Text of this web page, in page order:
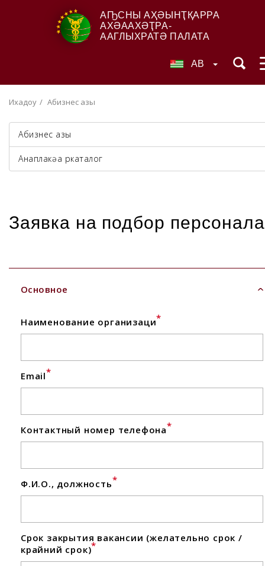
АҦСНЫ АҲӘЫНҬҚАРРА
АХӘААХӘҬРА-
ААГЛЫХРАТӘ ПАЛАТА
AB
Ихадоу Абизнес азы
Абизнес азы
Анаплакқәа ркаталог
Заявка на подбор персонала
Основное
Наименование организаци*
Email*
Контактный номер телефона*
Ф.И.О., должность*
Срок закрытия вакансии (желательно срок /
крайний срок)*